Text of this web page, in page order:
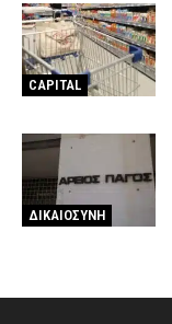
CAPITAL
ΔΙΚΑΙΟΣΥΝΗ